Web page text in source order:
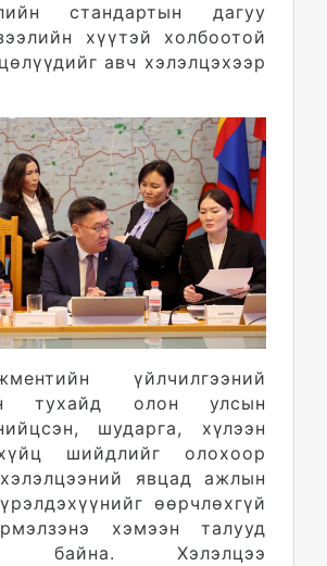
стандартын дагуу
хүүтэй холбоотой
авч хэлэлцэхээр
үйлчилгээний
тухайд олон улсын
шударга, хүлээн
шийдлийг олохоор
явцад ажлын
өөрчлөхгүй
хэмээн талууд
байна. Хэлэлцээ